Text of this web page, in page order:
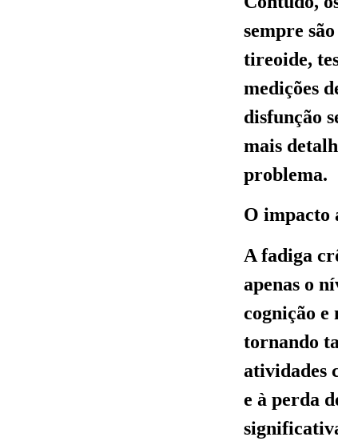
sempre
tireoide,
medições
disfunção
mais
problema.
O impacto
A fadiga
apenas o
cognição e
tornando
atividades
e à perda